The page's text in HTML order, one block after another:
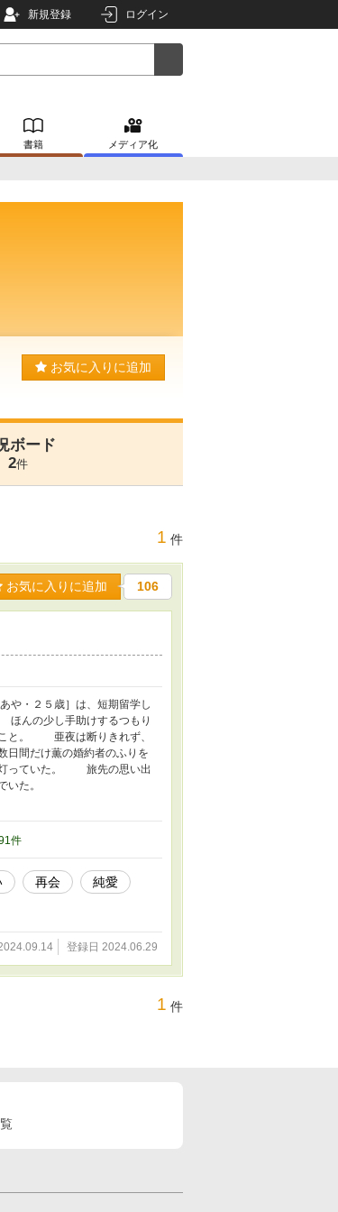
新規登録 ログイン
書籍 メディア化
お気に入りに追加
ボード
2件
1 件
お気に入りに追加 106
・２５歳］は、短期留学し
ほんの少し手助けするつもり
こと。 亜夜は断りきれず、
日間だけ薫の婚約者のふりを
灯っていた。 旅先の思い出
いた。
件
再会
純愛
登録日 2024.06.29
1 件